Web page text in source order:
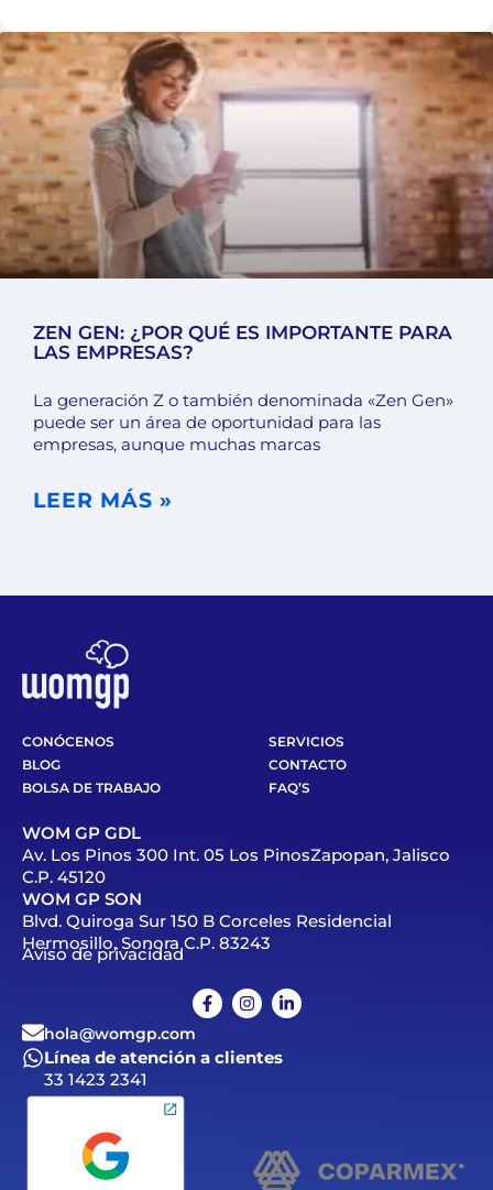
ZEN GEN: ¿POR QUÉ ES IMPORTANTE PARA
LAS EMPRESAS?
La generación Z o también denominada «Zen Gen»
puede ser un área de oportunidad para las
empresas, aunque muchas marcas
LEER MÁS »
CONÓCENOS
SERVICIOS
BLOG
CONTACTO
BOLSA DE TRABAJO
FAQ’S
WOM GP GDL
Av. Los Pinos 300 Int. 05 Los PinosZapopan, Jalisco
C.P. 45120
WOM GP SON
Blvd. Quiroga Sur 150 B Corceles Residencial
Hermosillo, Sonora C.P. 83243
Aviso de privacidad
hola@womgp.com
Línea de atención a clientes
33 1423 2341